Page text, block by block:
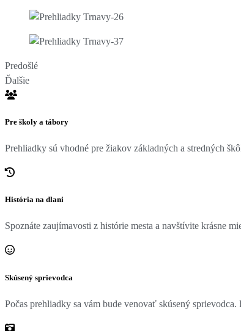
Predošlé
Ďalšie
Pre školy a tábory
Prehliadky sú vhodné pre žiakov základných a stredných
História na dlani
Spoznáte zaujímavosti z histórie mesta a navštívite krásne
Skúsený sprievodca
Počas prehliadky sa vám bude venovať skúsený